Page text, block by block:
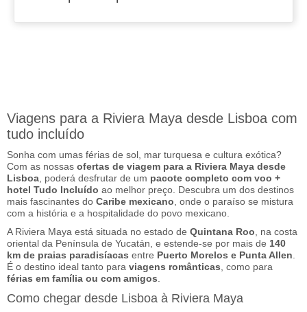
Viagens para a Riviera Maya desde Lisboa com
tudo incluído
Sonha com umas férias de sol, mar turquesa e cultura exótica?
Com as nossas ofertas de viagem para a Riviera Maya desde
Lisboa , poderá desfrutar de um pacote completo com voo +
hotel Tudo Incluído ao melhor preço. Descubra um dos destinos
mais fascinantes do Caribe mexicano , onde o paraíso se mistura
com a história e a hospitalidade do povo mexicano.
A Riviera Maya está situada no estado de Quintana Roo , na costa
oriental da Península de Yucatán, e estende-se por mais de 140
km de praias paradisíacas entre Puerto Morelos e Punta Allen
É o destino ideal tanto para viagens românticas , como para
férias em família ou com amigos
Como chegar desde Lisboa à Riviera Maya